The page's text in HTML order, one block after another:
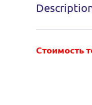
Стоимость